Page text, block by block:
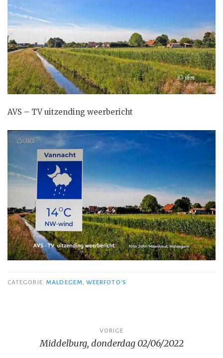
AVS – TV uitzending weerbericht
CATEGORIE MALDEGEM, WEERFOTO'S
navigatie
VORIGE
Middelburg, donderdag 02/06/2022